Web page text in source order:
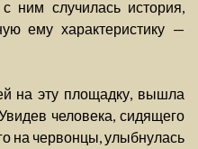
ним случилась история,
ему характеристику —
на эту площадку, вышла
человека, сидящего
на червонцы, улыбнулась